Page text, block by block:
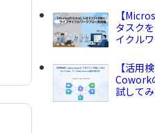
【
タスク
イクル
【活用
Cowork
試して